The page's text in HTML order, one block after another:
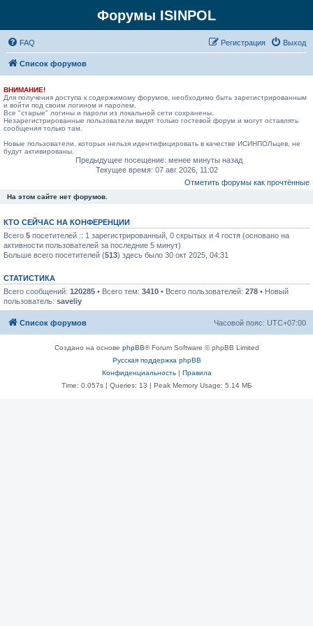
Форумы ISINPOL
FAQ Выход
Регистрация
Список форумов
ВНИМАНИЕ!
Для получения доступа к содержимому форумов, необходимо быть зарегистрированным
и войти под своим логином и паролем.
Все "старые" логины и пароли из локальной сети сохранены.
Незарегистрированные пользователи видят только гостевой форум и могут оставлять
сообщения только там.
Новые пользователи, которых нельзя идентифицировать в качестве ИСИНПОЛьцев, не
будут активированы.
Предыдущее посещение: менее минуты назад
Текущее время: 07 авг 2026, 11:02
Отметить форумы как прочтённые
На этом сайте нет форумов.
КТО СЕЙЧАС НА КОНФЕРЕНЦИИ
Всего 5 посетителей :: 1 зарегистрированный, 0 скрытых и 4 гостя (основано на
активности пользователей за последние 5 минут)
Больше всего посетителей (513) здесь было 30 окт 2025, 04:31
СТАТИСТИКА
Всего сообщений: 120285 • Всего тем: 3410 • Всего пользователей: 278 • Новый
пользователь: saveliy
Список форумов Часовой пояс: UTC+07:00
Создано на основе phpBB® Forum Software © phpBB Limited
Русская поддержка phpBB
Конфиденциальность| Правила
Time: 0.057s| Queries: 13 | Peak Memory Usage: 5.14 МБ